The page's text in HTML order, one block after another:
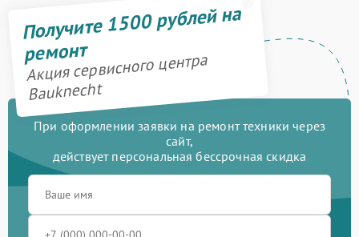
Получите 1500 рублей на
ремонт
Акция сервисного центра
Bauknecht
При оформлении заявки на ремонт техники через
сайт,
действует персональная бессрочная скидка